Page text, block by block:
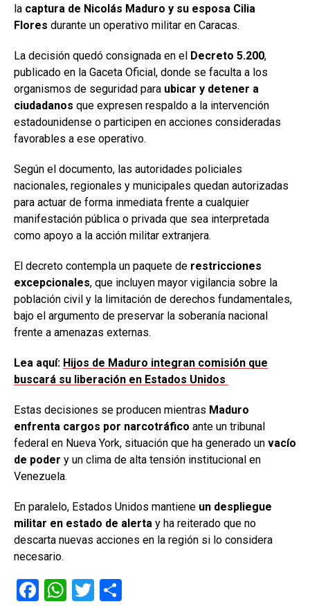
la captura de Nicolás Maduro y su esposa Cilia
Flores durante un operativo militar en Caracas.
La decisión quedó consignada en el Decreto 5.200,
publicado en la Gaceta Oficial, donde se faculta a los
organismos de seguridad para ubicar y detener a
ciudadanos que expresen respaldo a la intervención
estadounidense o participen en acciones consideradas
favorables a ese operativo.
Según el documento, las autoridades policiales
nacionales, regionales y municipales quedan autorizadas
para actuar de forma inmediata frente a cualquier
manifestación pública o privada que sea interpretada
como apoyo a la acción militar extranjera.
El decreto contempla un paquete de restricciones
excepcionales, que incluyen mayor vigilancia sobre la
población civil y la limitación de derechos fundamentales,
bajo el argumento de preservar la soberanía nacional
frente a amenazas externas.
Lea aquí: Hijos de Maduro integran comisión que
buscará su liberación en Estados Unidos
Estas decisiones se producen mientras Maduro
enfrenta cargos por narcotráfico ante un tribunal
federal en Nueva York, situación que ha generado un vacío
de poder y un clima de alta tensión institucional en
Venezuela.
En paralelo, Estados Unidos mantiene un despliegue
militar en estado de alerta y ha reiterado que no
descarta nuevas acciones en la región si lo considera
necesario.
F
W T